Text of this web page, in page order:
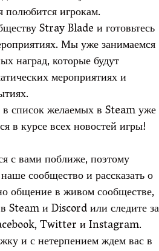
полюбится игрокам.
Stray Blade и готовьтесь
Мы уже занимаемся
наград, которые будут
мероприятиях и
список желаемых в Steam уже
в курсе всех новостей игры!
с вами поближе, поэтому
сообщество и рассказать о
общение в живом сообществе,
Steam и Discord или следите за
Twitter и Instagram.
и с нетерпением ждем вас в